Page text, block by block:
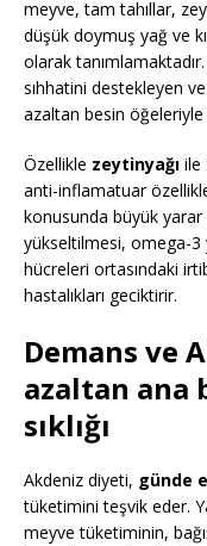
meyve, tam tahıllar,
düşük doymuş yağ ve
olarak
sıhhatini destekleyen
azaltan besin öğeleriyle
Özellikle zeytinyağı ile
anti-inflamatuar
konusunda büyük yarar
yükseltilmesi, omega-3
hücreleri ortasındaki
hastalıkları geciktirir.
Demans ve
azaltan ana
sıklığı
Akdeniz diyeti, günde
tüketimini teşvik eder.
meyve tüketiminin,